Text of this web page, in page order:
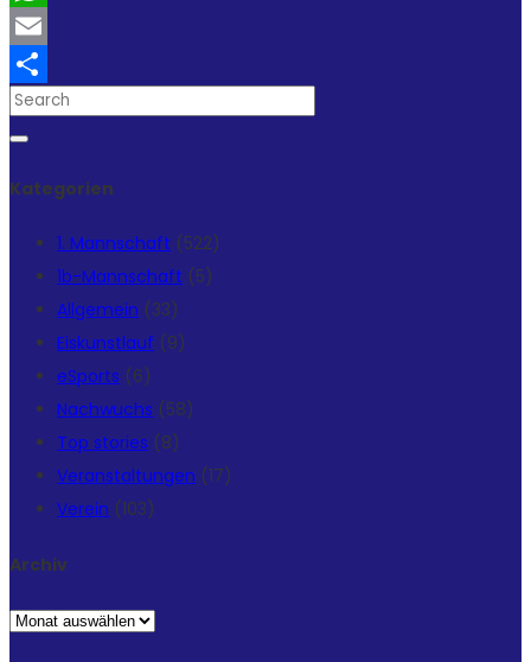
WhatsApp
Email
Teilen
Kategorien
1. Mannschaft (522)
1b-Mannschaft (5)
Allgemein (33)
Eiskunstlauf (9)
eSports (6)
Nachwuchs (58)
Top stories (8)
Veranstaltungen (17)
Verein (103)
Archiv
Archiv